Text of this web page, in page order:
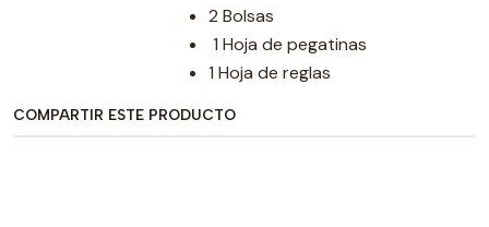
2 Bolsas
1 Hoja de pegatinas
1 Hoja de reglas
COMPARTIR ESTE PRODUCTO